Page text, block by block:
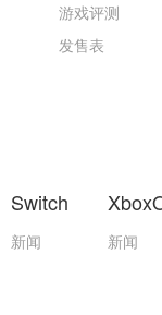
游戏评测
发售表
Switch
新闻 新闻